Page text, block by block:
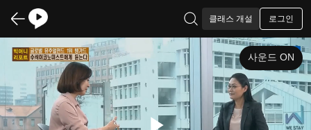
클래스 개설 로그인
사운드 ON